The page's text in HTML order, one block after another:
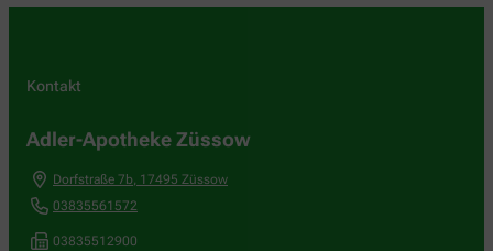
Kontakt
Adler-Apotheke Züssow
Dorfstraße 7b, 17495 Züssow
03835561572
03835512900